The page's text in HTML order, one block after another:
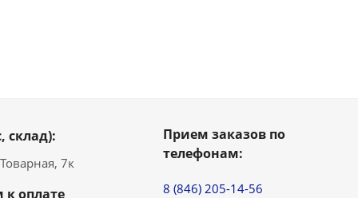
склад):
7к
оплате
Прием заказов по
телефонам:
8 (846) 205-14-56